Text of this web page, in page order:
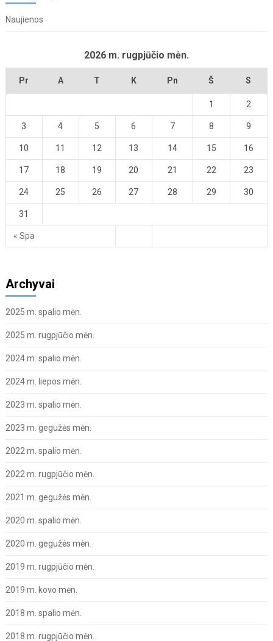
Naujienos
2026 m. rugpjūčio mėn.
Pr A T K Pn Š S
« Spa
1 2
3 4 5 6 7 8 9
10 11 12 13 14 15 16
17 18 19 20 21 22 23
24 25 26 27 28 29 30
31
Archyvai
2025 m. spalio mėn.
2025 m. rugpjūčio mėn.
2024 m. spalio mėn.
2024 m. liepos mėn.
2023 m. spalio mėn.
2023 m. gegužės mėn.
2022 m. spalio mėn.
2022 m. rugpjūčio mėn.
2021 m. gegužės mėn.
2020 m. spalio mėn.
2020 m. gegužės mėn.
2019 m. rugpjūčio mėn.
2019 m. kovo mėn.
2018 m. spalio mėn.
2018 m. rugpjūčio mėn.